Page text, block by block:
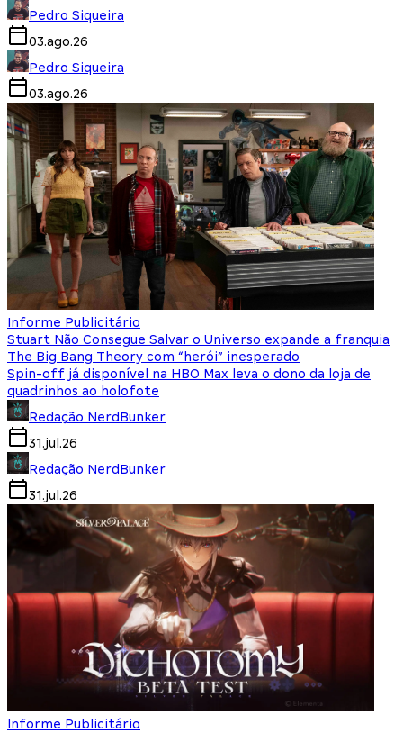
Pedro Siqueira
03.ago.26
Pedro Siqueira
03.ago.26
Informe Publicitário
Stuart Não Consegue Salvar o Universo expande a franquia
The Big Bang Theory com “herói” inesperado
Spin-off já disponível na HBO Max leva o dono da loja de
quadrinhos ao holofote
Redação NerdBunker
31.jul.26
Redação NerdBunker
31.jul.26
Informe Publicitário